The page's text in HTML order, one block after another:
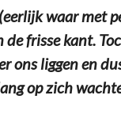
waar met
de frisse kant.
ons liggen en
op zich